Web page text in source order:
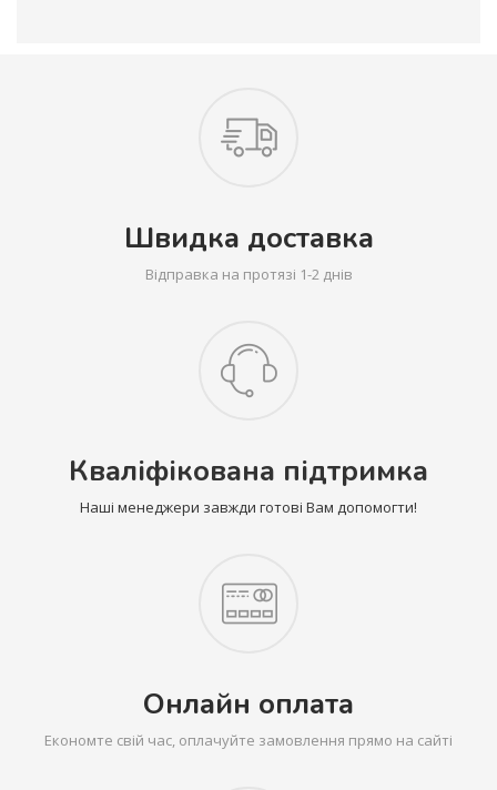
Швидка доставка
Відправка на протязі 1-2 днів
Кваліфікована підтримка
Наші менеджери завжди готові Вам допомогти!
Онлайн оплата
Економте свій час, оплачуйте замовлення прямо на сайті